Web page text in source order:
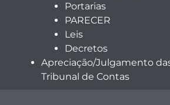
Portarias
PARECER
Leis
Decretos
Apreciação/Julgamento
Tribunal de Contas